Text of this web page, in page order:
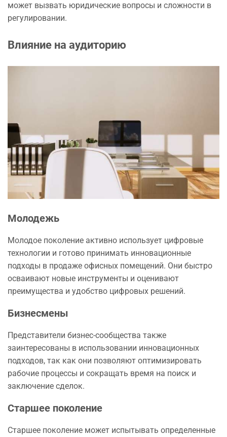
может вызвать юридические вопросы и сложности в
регулировании.
Влияние на аудиторию
Молодежь
Молодое поколение активно использует цифровые
технологии и готово принимать инновационные
подходы в продаже офисных помещений. Они быстро
осваивают новые инструменты и оценивают
преимущества и удобство цифровых решений.
Бизнесмены
Представители бизнес-сообщества также
заинтересованы в использовании инновационных
подходов, так как они позволяют оптимизировать
рабочие процессы и сокращать время на поиск и
заключение сделок.
Старшее поколение
Старшее поколение может испытывать определенные